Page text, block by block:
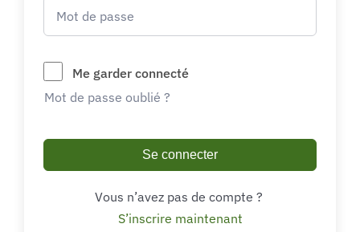
Me garder connecté
Mot de passe oublié ?
Se connecter
Vous n’avez pas de compte ?
S’inscrire maintenant